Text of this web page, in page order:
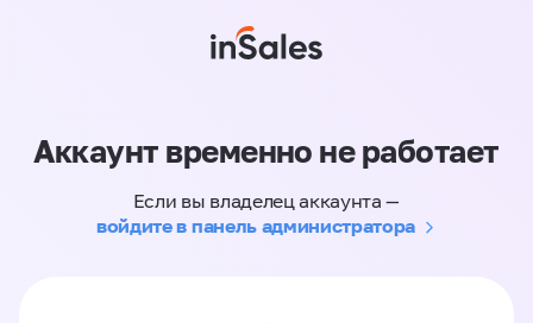
Аккаунт временно не работает
Если вы владелец аккаунта —
войдите в панель администратора